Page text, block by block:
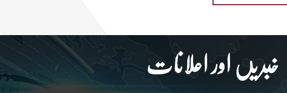
خبریں اور اعلانات